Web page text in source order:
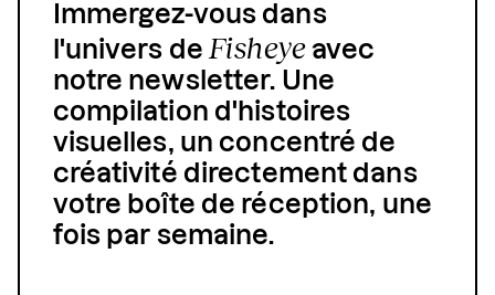
Immergez-vous dans
l'univers deFisheyeavec
notre newsletter. Une
compilation d'histoires
visuelles, un concentré de
créativité directement dans
votre boîte de réception, une
fois par semaine.